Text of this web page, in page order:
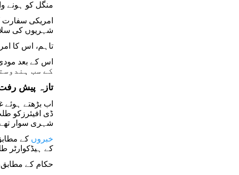
منگل کو ہونے
امریکی سفارت
شہریوں کی
تاہم، اس کا
کے سب
تازہ پیش
ڈی افیئرزکو
شہری سوار
خبروں
کے ہیڈکوارٹر
حکام کے